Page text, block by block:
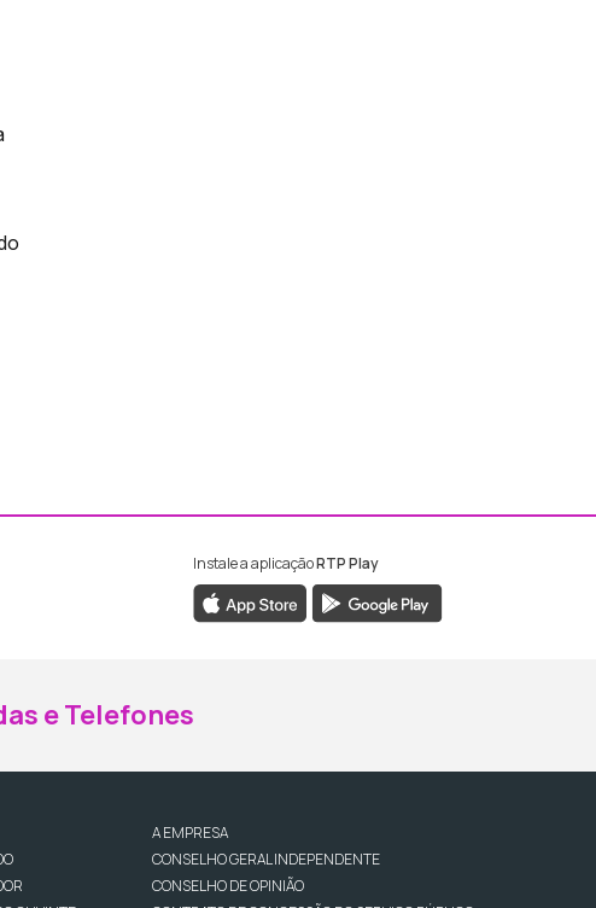
da RTP Madeira
Instagram da RTP Madeira
Instale a aplicaçãoRTP Play
e Telefones
A EMPRESA
CONSELHO GERAL INDEPENDENTE
CONSELHO DE OPINIÃO